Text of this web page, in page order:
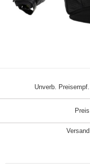
Unverb. Preisempf.
Preis
Versand